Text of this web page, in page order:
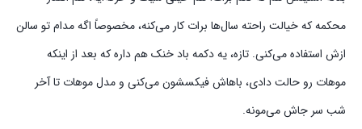
محکمه که خیالت راحته سال‌ها برات کار می‌کنه، مخصوصاً اگه مدام تو سالن
ازش استفاده می‌کنی. تازه، یه دکمه باد خنک هم داره که بعد از اینکه
موهات رو حالت دادی، باهاش فیکسشون می‌کنی و مدل موهات تا آخر
شب سر جاش می‌مونه.